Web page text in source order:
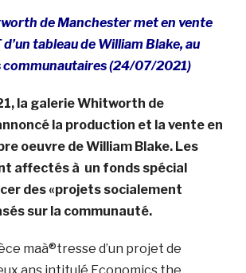
de Manchester met en vente
tableau de William Blake, au
communautaires (24/07/2021)
la galerie Whitworth de
la production et la vente en
oeuvre de William Blake. Les
affectés à un fonds spécial
des «projets socialement
sur la communauté.
maà®tresse d’un projet de